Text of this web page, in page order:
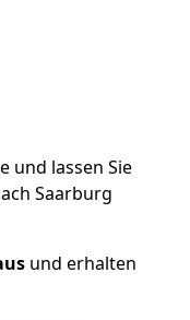
und lassen Sie
Saarburg
und erhalten